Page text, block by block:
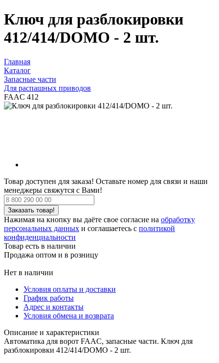
Ключ для разблокировки
412/414/DOMO - 2 шт.
Главная
Каталог
Запасные части
Для распашных приводов
FAAC 412
Товар доступен для заказа! Оставьте номер для связи и наши
менеджеры свяжутся с Вами!
Нажимая на кнопку вы даёте свое согласие на обработку
персональных данных и соглашаетесь с политикой
конфиденциальности
Товар есть в наличии
Продажа оптом и в розницу
Нет в наличии
Условия оплаты и доставки
График работы
Адрес и контакты
Условия обмена и возврата
Описание и характеристики
Автоматика для ворот FAAC, запасные части. Ключ для
разблокировки 412/414/DOMO - 2 шт.